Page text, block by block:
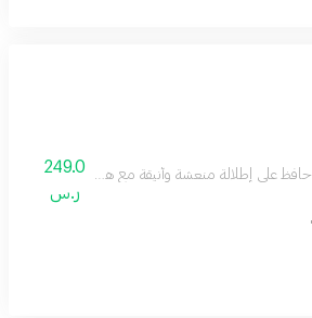
حافظ على إطلالة منعشة وأنيقة مع هذه المجموعة
249.0
ر.س